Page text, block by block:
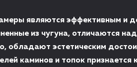
являются эффективным и
из чугуна, отличаются
обладают эстетическим
каминов и топок признается